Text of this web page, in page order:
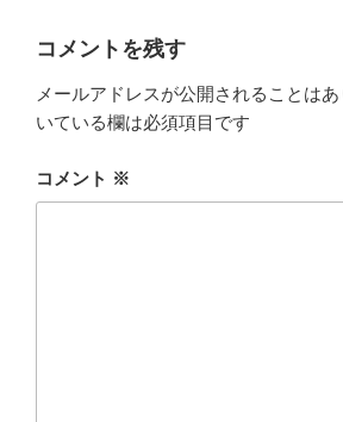
コメントを残す
メールアドレスが公開されることはあ
いている欄は必須項目です
コメント ※